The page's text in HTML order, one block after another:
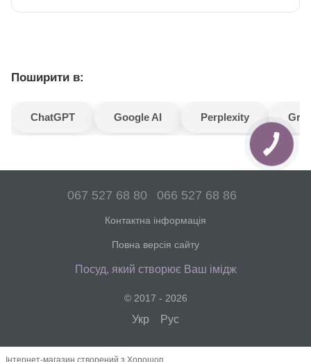
Поширити в:
ChatGPT Google AI Perplexity
067 527 68 80 066 527 68 86
Контактна інформація
Повна версія сайту
Посуд, який створює Ваш імідж
© 2017 - 2026
Укр Рус
Інтернет-магазин створений з Хорошоп